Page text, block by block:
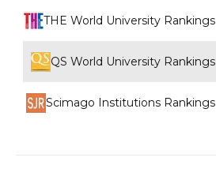
THE World University Rankings
QS World University Rankings
Scimago Institutions Rankings